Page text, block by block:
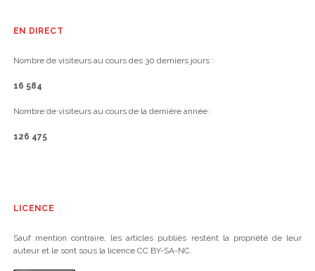
EN DIRECT
Nombre de visiteurs au cours des 30 derniers jours :
16 584
Nombre de visiteurs au cours de la dernière année :
126 475
LICENCE
Sauf mention contraire, les articles publiés restent la propriété de leur
auteur et le sont sous la licence CC BY-SA-NC.